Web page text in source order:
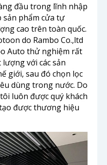
đầu trong lĩnh nhập
phẩm cửa tự
cao trên toàn quốc.
do Rambo Co.,ltd
Auto thử nghiệm rất
với các sản
giới, sau đó chọn lọc
dùng trong nước. Do
luôn được quý khách
được thương hiệu